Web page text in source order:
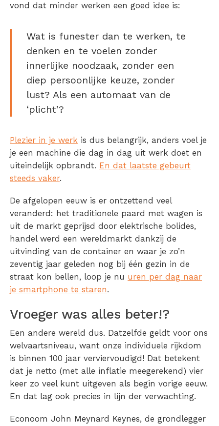
vond dat minder werken een goed idee is:
Wat is funester dan te werken, te
denken en te voelen zonder
innerlijke noodzaak, zonder een
diep persoonlijke keuze, zonder
lust? Als een automaat van de
‘plicht’?
Plezier in je werk is dus belangrijk, anders voel je
je een machine die dag in dag uit werk doet en
uiteindelijk opbrandt. En dat laatste gebeurt
steeds vaker.
De afgelopen eeuw is er ontzettend veel
veranderd: het traditionele paard met wagen is
uit de markt geprijsd door elektrische bolides,
handel werd een wereldmarkt dankzij de
uitvinding van de container en waar je zo’n
zeventig jaar geleden nog bij één gezin in de
straat kon bellen, loop je nu uren per dag naar
je smartphone te staren.
Vroeger was alles beter!?
Een andere wereld dus. Datzelfde geldt voor ons
welvaartsniveau, want onze individuele rijkdom
is binnen 100 jaar verviervoudigd! Dat betekent
dat je netto (met alle inflatie meegerekend) vier
keer zo veel kunt uitgeven als begin vorige eeuw.
En dat lag ook precies in lijn der verwachting.
Econoom John Meynard Keynes, de grondlegger